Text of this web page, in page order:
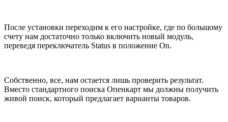
После установки переходим к его настройке, где по большому
счету нам достаточно только включить новый модуль,
переведя переключатель Status в положение On.
Собственно, все, нам остается лишь проверить результат.
Вместо стандартного поиска Опенкарт мы должны получить
живой поиск, который предлагает варианты товаров.